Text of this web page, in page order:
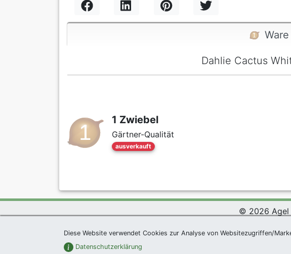
Ware
Dahlie Cactus
1 Zwiebel
Gärtner-Qualität
ausverkauft
© 2026 Agel
Diese Website verwendet Cookies zur Analyse von Websitezugriffen/
Datenschutzerklärung